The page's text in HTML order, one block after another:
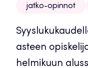
jatko-opinnot
asteen
helmikuun